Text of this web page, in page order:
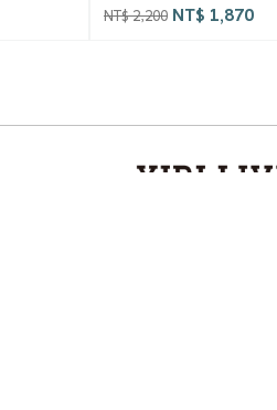
NT$ 2,200 NT$ 1,870